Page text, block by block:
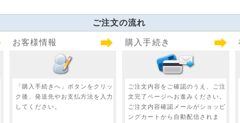
バイパー VIPER 7957VHD
ン3マイル(VIPER 7957VH
32,510 円（税込）
バイパー VIPER D9657V 5
ボタンリモコン+アンテナセ
ット(VIPER D9657V)
18,990 円（税込）
バイ
リモ
ご注文の流れ
お客様情報
「購入手続きへ」ボタンをクリッ
ク後、発送先やお支払方法を入力
してください。
購入手続き
ご注文内容をご確認のうえ、ご注
文完了ページへお進みください。
ご注文内容確認メールがショッピ
ングカートから自動配信されま